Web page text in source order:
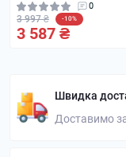
0
3 997 ₴ -10%
3 587 ₴
Швидка
Доставимо